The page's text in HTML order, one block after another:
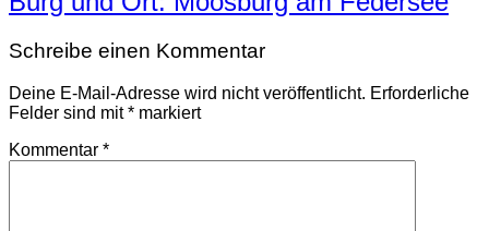
Schreibe einen Kommentar
Deine E-Mail-Adresse wird nicht veröffentlicht. Erforderliche
Felder sind mit* markiert
Kommentar *